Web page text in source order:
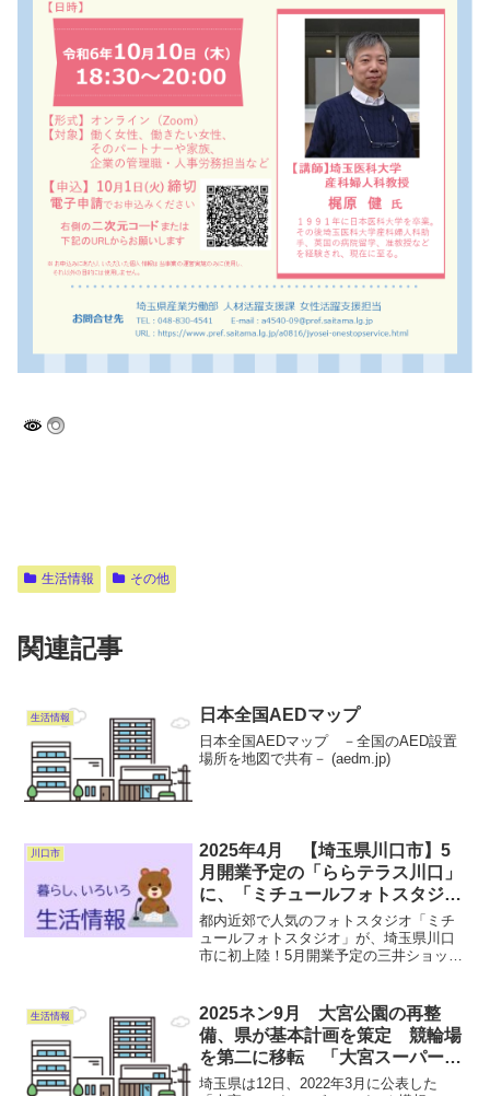
生活情報 その他
関連記事
生活情報 日本全国AEDマップ
日本全国AEDマップ －全国のAED設置
場所を地図で共有－ (aedm.jp)
川口市
2025年4月 【埼玉県川口市】5
月開業予定の「ららテラス川口」
に、「ミチュールフォトスタジ
オ」がオープン！
都内近郊で人気のフォトスタジオ「ミチ
ュールフォトスタジオ」が、埼玉県川口
市に初上陸！5月開業予定の三井ショッピ
生活情報
2025ネン9月 大宮公園の再整
備、県が基本計画を策定 競輪場
を第二に移転 「大宮スーパー・
ボールパーク構想」の具現化へ
埼玉県は12日、2022年3月に公表した